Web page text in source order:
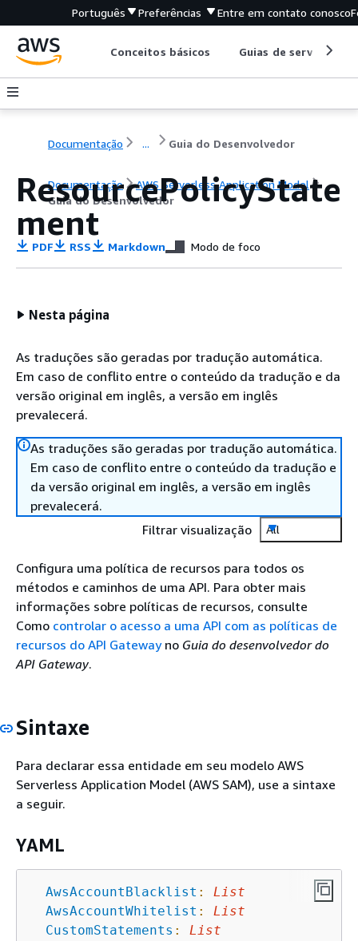
Português Preferências Entre em contato conosco
Conceitos básicos Guias de serviço
Documentação ... Guia do Desenvolvedor
Documentação
AWS Serverless Application Model
Guia do Desenvolvedor
ResourcePolicyState
ment
PDF RSS Markdown Modo de foco
Nesta página
As traduções são geradas por tradução automática.
Em caso de conflito entre o conteúdo da tradução e da
versão original em inglês, a versão em inglês
prevalecerá.
As traduções são geradas por tradução automática.
Em caso de conflito entre o conteúdo da tradução e
da versão original em inglês, a versão em inglês
prevalecerá.
Filtrar visualização
All
Configura uma política de recursos para todos os
métodos e caminhos de uma API. Para obter mais
informações sobre políticas de recursos, consulte
Como controlar o acesso a uma API com as políticas de
recursos do API Gatewayno Guia do desenvolvedor do
API Gateway.
Sintaxe
Para declarar essa entidade em seu modelo AWS
Serverless Application Model (AWS SAM), use a sintaxe
a seguir.
YAML
AwsAccountBlacklist :
List
AwsAccountWhitelist :
List
CustomStatements :
List